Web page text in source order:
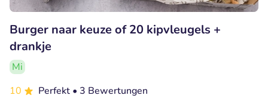
Burger naar keuze of 20 kipvleugels +
drankje
Mi
10
Perfekt • 3 Bewertungen